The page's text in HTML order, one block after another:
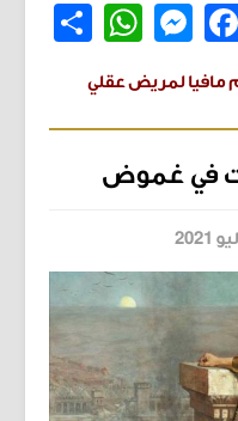
Facebook
Messenger
WhatsApp
مافيا لمريض عقلي
في غموض